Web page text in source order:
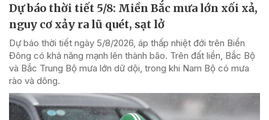
Dự báo thời tiết 5/8: Miền Bắc mưa lớn xối xả,
nguy cơ xảy ra lũ quét, sạt lở
Dự báo thời tiết ngày 5/8/2026, áp thấp nhiệt đới trên Biển
Đông có khả năng mạnh lên thành bão. Trên đất liền, Bắc Bộ
và Bắc Trung Bộ mưa lớn dữ dội, trong khi Nam Bộ có mưa
rào và dông.